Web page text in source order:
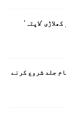
‘لاپتہ’
جلد شروع کرنے